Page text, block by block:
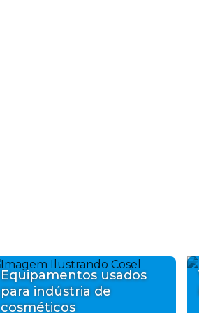
Equipamentos usados
para indústria de
cosméticos